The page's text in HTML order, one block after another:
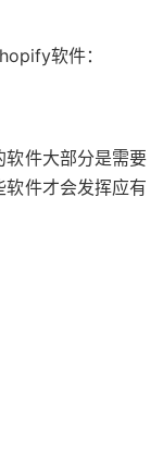
软件：
软件大部分是需要
件才会发挥应有